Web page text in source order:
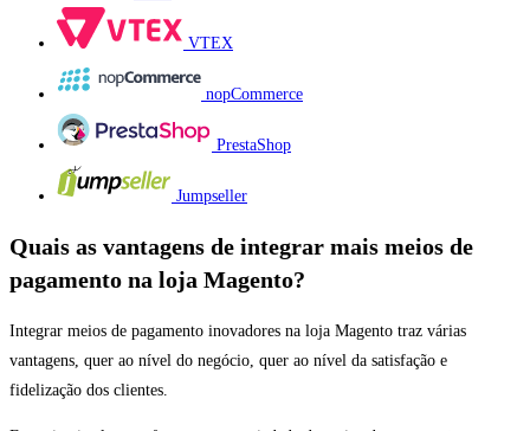
VTEX
nopCommerce
PrestaShop
Jumpseller
Quais as vantagens de integrar mais meios de
pagamento na loja Magento?
Integrar meios de pagamento inovadores na loja Magento traz várias
vantagens, quer ao nível do negócio, quer ao nível da satisfação e
fidelização dos clientes.